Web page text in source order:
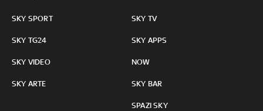
SKY SPORT
SKY TG24
SKY VIDEO
SKY ARTE
SKY TV
SKY APPS
NOW
SKY BAR
SPAZI SKY